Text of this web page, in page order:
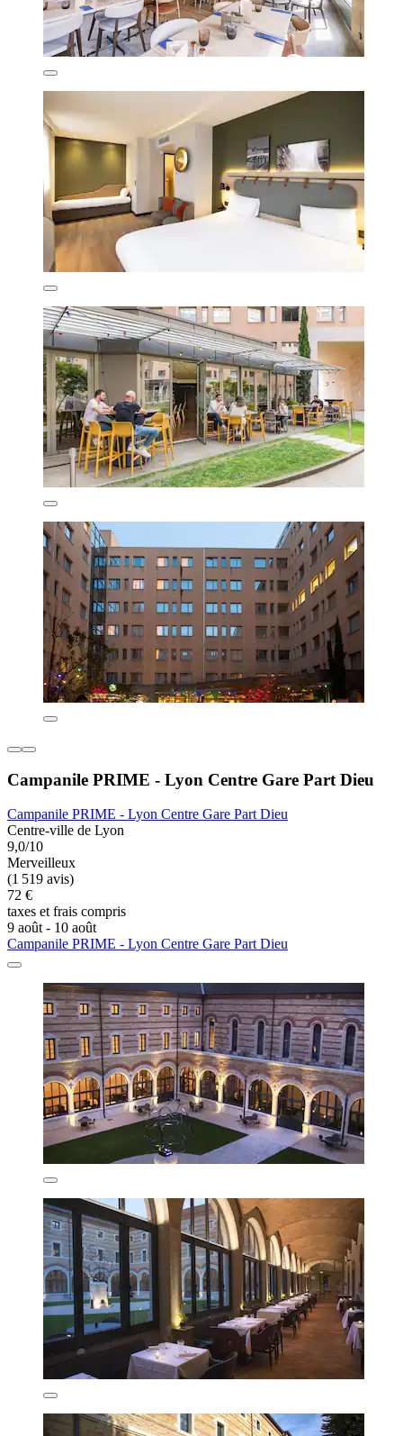
Campanile PRIME - Lyon Centre Gare Part Dieu
Campanile PRIME - Lyon Centre Gare Part Dieu
Centre-ville de Lyon
9,0/10
Merveilleux
(1 519 avis)
72 €
taxes et frais compris
9 août - 10 août
Campanile PRIME - Lyon Centre Gare Part Dieu